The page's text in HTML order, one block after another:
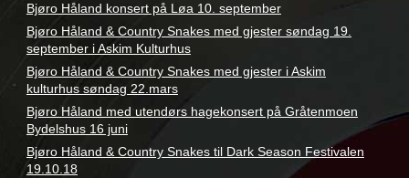
Bjøro Håland konsert på Løa 10. september
Bjøro Håland & Country Snakes med gjester søndag 19.
september i Askim Kulturhus
Bjøro Håland & Country Snakes med gjester i Askim
kulturhus søndag 22.mars
Bjøro Håland med utendørs hagekonsert på Gråtenmoen
Bydelshus 16 juni
Bjøro Håland & Country Snakes til Dark Season Festivalen
19.10.18